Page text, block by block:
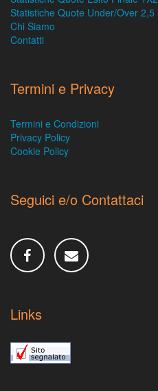
Statistiche Quote Under/Over 2,5
Chi Siamo
Contatti
Termini e Privacy
Termini e Condizioni
Privacy Policy
Cookie Policy
Seguici e/o Contattaci
Links